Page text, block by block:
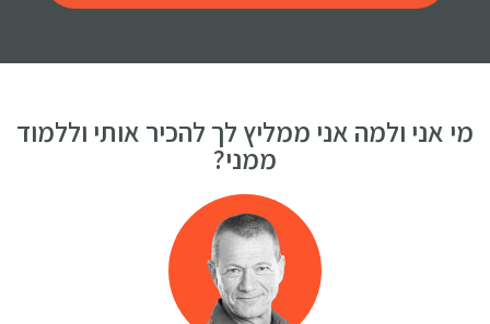
מי אני ולמה אני ממליץ לך להכיר אותי וללמוד
ממני?